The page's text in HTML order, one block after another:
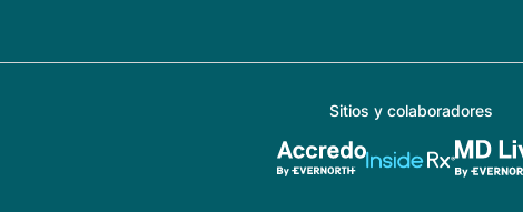
Sitios y colaboradores